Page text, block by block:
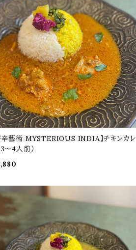
辛藝術 MYSTERIOUS INDIA】チキンカレ
3～4人前）